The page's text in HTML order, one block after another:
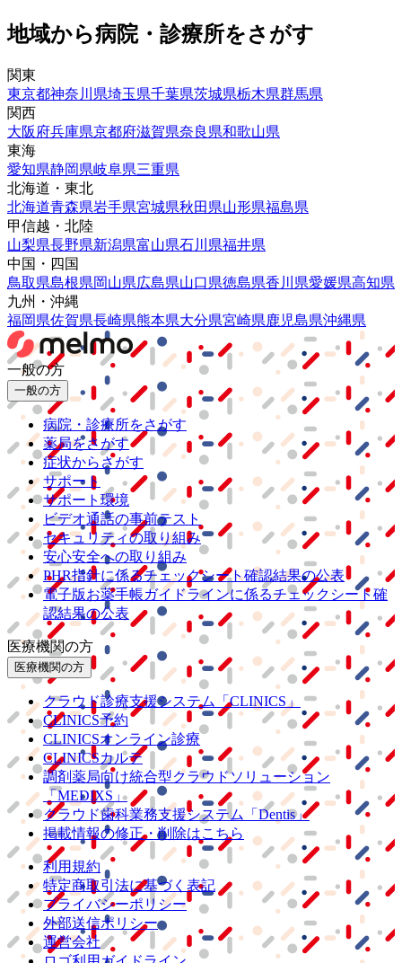
地域から病院・診療所をさがす
関東
東京都神奈川県埼玉県千葉県茨城県栃木県群馬県
関西
大阪府兵庫県京都府滋賀県奈良県和歌山県
東海
愛知県静岡県岐阜県三重県
北海道・東北
北海道青森県岩手県宮城県秋田県山形県福島県
甲信越・北陸
山梨県長野県新潟県富山県石川県福井県
中国・四国
鳥取県島根県岡山県広島県山口県徳島県香川県愛媛県高知県
九州・沖縄
福岡県佐賀県長崎県熊本県大分県宮崎県鹿児島県沖縄県
一般の方
一般の方
病院・診療所をさがす
薬局をさがす
症状からさがす
サポート
サポート環境
ビデオ通話の事前テスト
セキュリティの取り組み
安心安全への取り組み
PHR指針に係るチェックシート確認結果の公表
電子版お薬手帳ガイドラインに係るチェックシート確
認結果の公表
医療機関の方
医療機関の方
クラウド診療支援システム
「CLINICS」
CLINICS予約
CLINICSオンライン診療
CLINICSカルテ
調剤薬局向け統合型クラウドソリューション
「MEDIXS」
クラウド歯科業務支援システム
「Dentis」
掲載情報の修正・削除はこちら
利用規約
特定商取引法に基づく表記
プライバシーポリシー
外部送信ポリシー
運営会社